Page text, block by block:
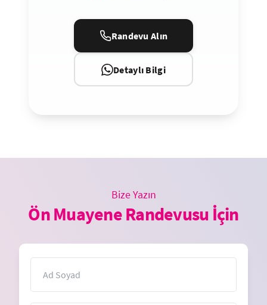
Randevu Alın
Detaylı Bilgi
Bize Yazın
Ön Muayene Randevusu İçin